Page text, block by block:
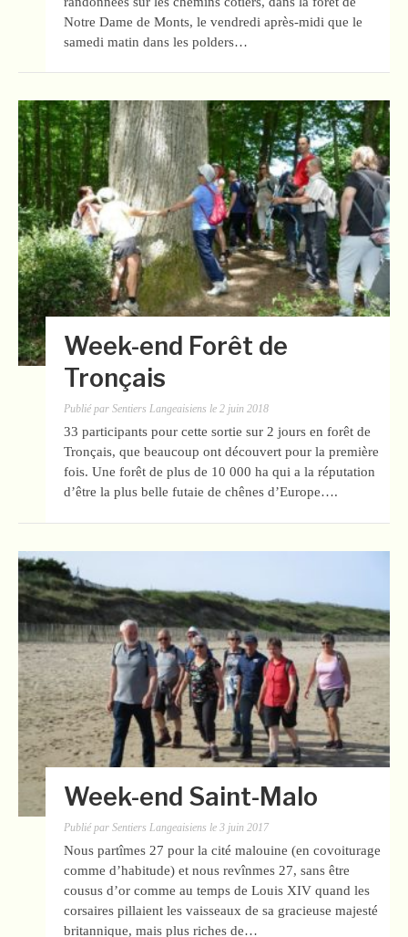
Notre Dame de Monts, le vendredi après-midi que le
samedi matin dans les polders…
Week-end Forêt de
Tronçais
Publié par Sentiers Langeaisiens le 2 juin 2018
33 participants pour cette sortie sur 2 jours en forêt de
Tronçais, que beaucoup ont découvert pour la première
fois. Une forêt de plus de 10 000 ha qui a la réputation
d’être la plus belle futaie de chênes d’Europe….
Week-end Saint-Malo
Publié par Sentiers Langeaisiens le 3 juin 2017
Nous partîmes 27 pour la cité malouine (en covoiturage
comme d’habitude) et nous revînmes 27, sans être
cousus d’or comme au temps de Louis XIV quand les
corsaires pillaient les vaisseaux de sa gracieuse majesté
britannique, mais plus riches de…